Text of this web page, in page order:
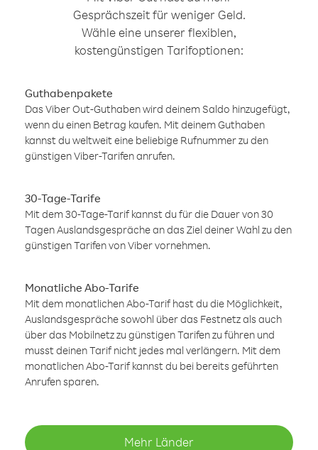
Gesprächszeit für weniger Geld.
Wähle eine unserer flexiblen,
kostengünstigen Tarifoptionen:
Guthabenpakete
Das Viber Out-Guthaben wird deinem Saldo hinzugefügt,
wenn du einen Betrag kaufen. Mit deinem Guthaben
kannst du weltweit eine beliebige Rufnummer zu den
günstigen Viber-Tarifen anrufen.
30-Tage-Tarife
Mit dem 30-Tage-Tarif kannst du für die Dauer von 30
Tagen Auslandsgespräche an das Ziel deiner Wahl zu den
günstigen Tarifen von Viber vornehmen.
Monatliche Abo-Tarife
Mit dem monatlichen Abo-Tarif hast du die Möglichkeit,
Auslandsgespräche sowohl über das Festnetz als auch
über das Mobilnetz zu günstigen Tarifen zu führen und
musst deinen Tarif nicht jedes mal verlängern. Mit dem
monatlichen Abo-Tarif kannst du bei bereits geführten
Anrufen sparen.
Mehr Länder